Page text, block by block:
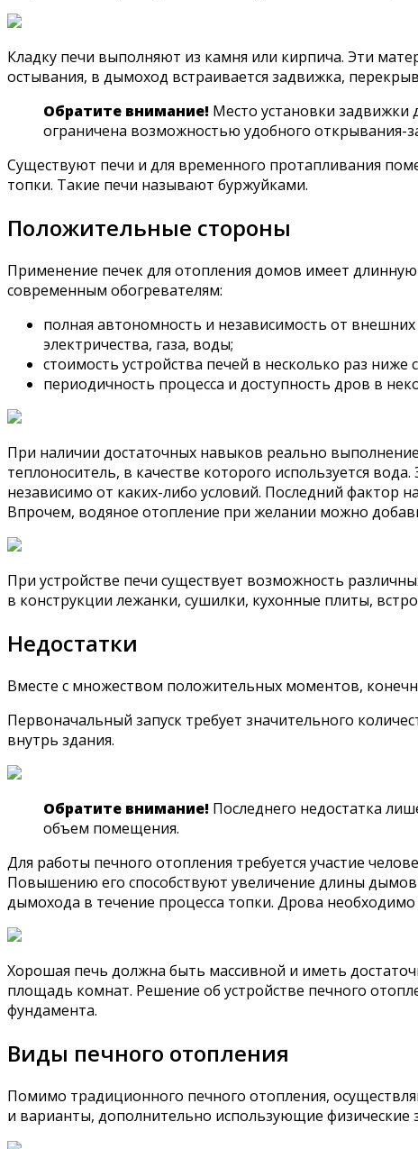
Кладку печи выполняют из камня или кирпича. Эти
остывания, в дымоход встраивается задвижка,
Обратите внимание! Место установки
ограничена возможностью удобного открывания-
Существуют печи и для временного протапливания
топки. Такие печи называют буржуйками.
Положительные стороны
Применение печек для отопления домов имеет
современным обогревателям:
полная автономность и независимость от
электричества, газа, воды;
стоимость устройства печей в несколько раз
периодичность процесса и доступность дров в
При наличии достаточных навыков реально
теплоноситель, в качестве которого используется
независимо от каких-либо условий. Последний фактор
Впрочем, водяное отопление при желании можно
При устройстве печи существует возможность
в конструкции лежанки, сушилки, кухонные плиты,
Недостатки
Вместе с множеством положительных моментов,
Первоначальный запуск требует значительного
внутрь здания.
Обратите внимание! Последнего недостатка
объем помещения.
Для работы печного отопления требуется участие
Повышению его способствуют увеличение длины
дымохода в течение процесса топки. Дрова
Хорошая печь должна быть массивной и иметь
площадь комнат. Решение об устройстве печного
фундамента.
Виды печного отопления
Помимо традиционного печного отопления,
и варианты, дополнительно использующие